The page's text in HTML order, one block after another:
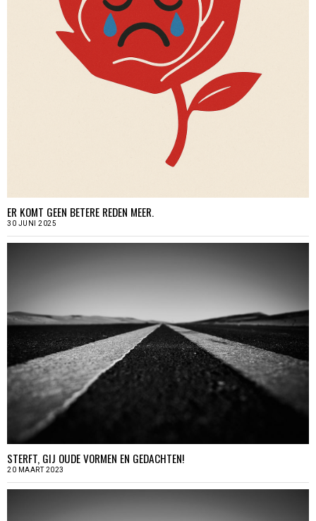
ER KOMT GEEN BETERE REDEN MEER.
30 JUNI 2025
STERFT, GIJ OUDE VORMEN EN GEDACHTEN!
20 MAART 2023